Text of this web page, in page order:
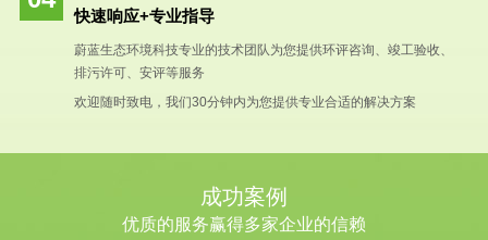
快速响应+专业指导
蔚蓝生态环境科技专业的技术团队为您提供环评咨询、竣工验收、
排污许可、安评等服务
欢迎随时致电，我们30分钟内为您提供专业合适的解决方案
成功案例
优质的服务赢得多家企业的信赖